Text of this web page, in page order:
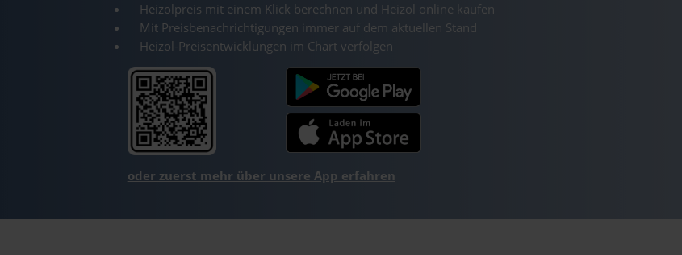
Heizölpreis mit einem Klick berechnen und Heizöl online kaufen
Mit Preisbenachrichtigungen immer auf dem aktuellen Stand
Heizöl-Preisentwicklungen im Chart verfolgen
oder zuerst mehr über unsere App erfahren